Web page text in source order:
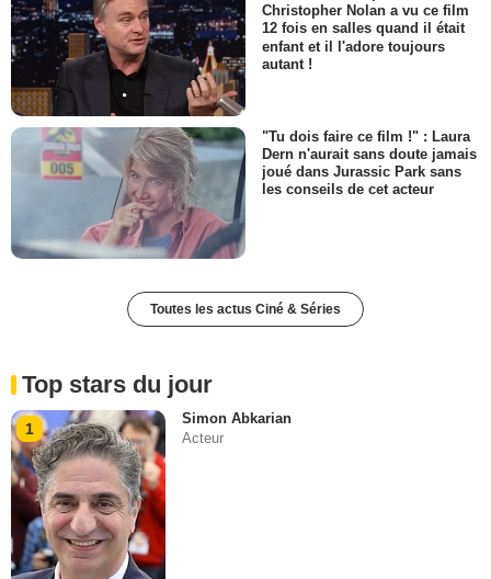
Christopher Nolan a vu ce film
12 fois en salles quand il était
enfant et il l'adore toujours
autant !
"Tu dois faire ce film !" : Laura
Dern n'aurait sans doute jamais
joué dans Jurassic Park sans
les conseils de cet acteur
Toutes les actus Ciné & Séries
Top stars du jour
1
Simon Abkarian
Acteur